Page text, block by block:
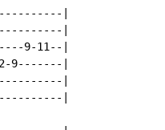
|
|
9-11--|
9-------|
|
|